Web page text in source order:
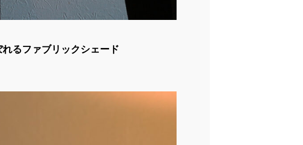
るファブリックシェード